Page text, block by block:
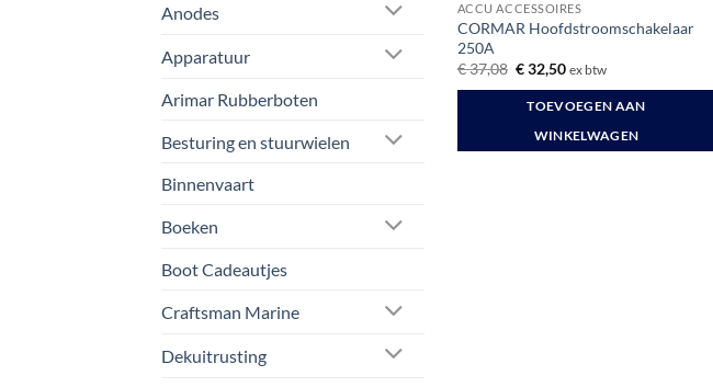
Anodes
Apparatuur
Arimar Rubberboten
Besturing en stuurwielen
Binnenvaart
Boeken
Boot Cadeautjes
Craftsman Marine
Dekuitrusting
ACCU ACCESSOIRES
CORMAR Hoofdstroomschakelaar
250A
€37,08 Oorspronkelijke
prijs
was:
€ 37,08.
€32,50Huidige
is:
€ 32,50.
ex btw
TOEVOEGEN AAN
WINKELWAGEN